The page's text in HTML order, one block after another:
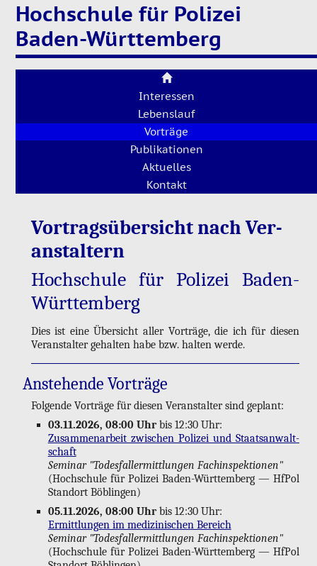
Hochschule für Polizei
Baden-Württemberg
Interessen
Lebenslauf
Vorträge
Publikationen
Aktuelles
Kontakt
Vor­trags­über­sicht nach Ver­
an­stal­tern
Hoch­schu­le für Po­li­zei Ba­den-
Würt­tem­berg
Dies ist eine Über­sicht aller Vor­trä­ge, die ich für die­sen
Ver­an­stal­ter ge­hal­ten habe bzw. hal­ten werde.
An­ste­hen­de Vor­trä­ge
Fol­gen­de Vor­trä­ge für die­sen Ver­an­stal­ter sind ge­plant:
03.11.2026, 08:00 Uhrbis 12:30 Uhr:
Zu­sam­men­ar­beit zwi­schen Po­li­zei und Staats­an­walt­
schaft
Se­mi­nar "To­des­fall­er­mitt­lun­gen Fach­in­spek­tio­nen"
(Hoch­schu­le für Po­li­zei Ba­den-Würt­tem­berg — HfPol
Stand­ort Böb­lin­gen)
05.11.2026, 08:00 Uhrbis 12:30 Uhr:
Er­mitt­lun­gen im me­di­zi­ni­schen Be­reich
Se­mi­nar "To­des­fall­er­mitt­lun­gen Fach­in­spek­tio­nen"
(Hoch­schu­le für Po­li­zei Ba­den-Würt­tem­berg — HfPol